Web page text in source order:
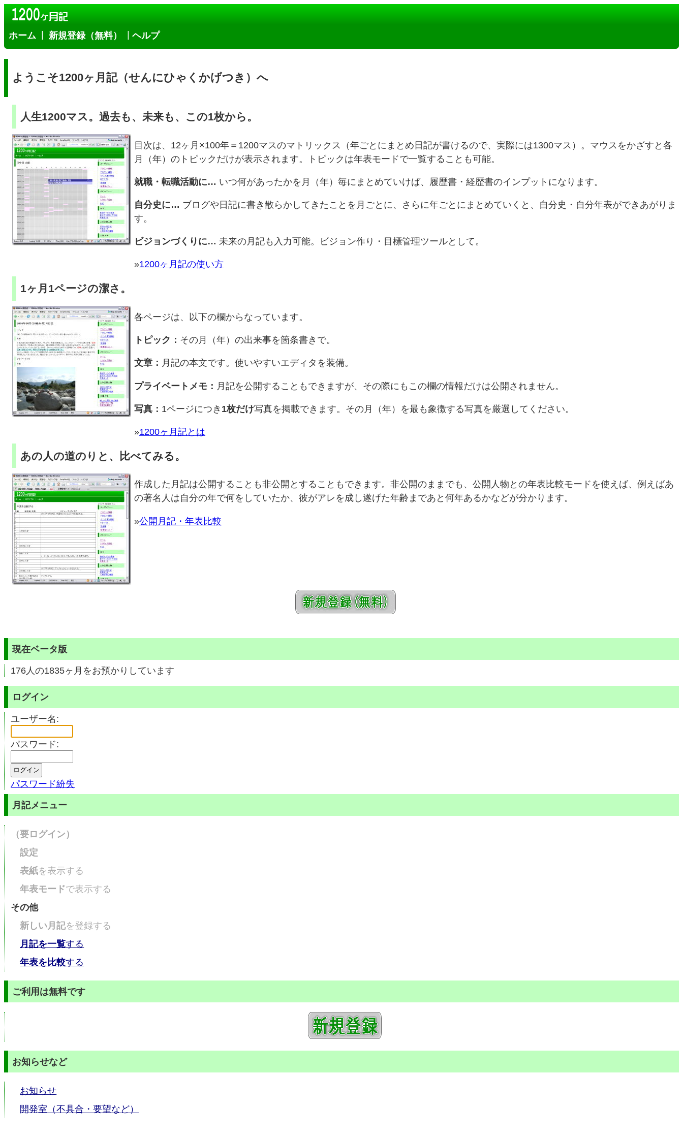
ホーム | 新規登録（無料） |ヘルプ
ようこそ1200ヶ月記（せんにひゃくかげつき）へ
人生1200マス。過去も、未来も、この1枚から。
目次は、12ヶ月×100年＝1200マスのマトリックス（年ごとにまとめ日記が書けるので、実際には1300マス）。マウスをかざすと各
月（年）のトピックだけが表示されます。トピックは年表モードで一覧することも可能。
就職・転職活動に… いつ何があったかを月（年）毎にまとめていけば、履歴書・経歴書のインプットになります。
自分史に… ブログや日記に書き散らかしてきたことを月ごとに、さらに年ごとにまとめていくと、自分史・自分年表ができあがりま
す。
ビジョンづくりに… 未来の月記も入力可能。ビジョン作り・目標管理ツールとして。
»1200ヶ月記の使い方
1ヶ月1ページの潔さ。
各ページは、以下の欄からなっています。
トピック： その月（年）の出来事を箇条書きで。
文章： 月記の本文です。使いやすいエディタを装備。
プライベートメモ： 月記を公開することもできますが、その際にもこの欄の情報だけは公開されません。
写真： 1ページにつき 1枚だけ写真を掲載できます。その月（年）を最も象徴する写真を厳選してください。
»1200ヶ月記とは
あの人の道のりと、比べてみる。
作成した月記は公開することも非公開とすることもできます。非公開のままでも、公開人物との年表比較モードを使えば、例えばあ
の著名人は自分の年で何をしていたか、彼がアレを成し遂げた年齢まであと何年あるかなどが分かります。
»公開月記・年表比較
現在ベータ版
176人の1835ヶ月をお預かりしています
ログイン
ユーザー名:
パスワード:
パスワード紛失
月記メニュー
（要ログイン）
設定
表紙を表示する
年表モードで表示する
その他
新しい月記を登録する
月記を一覧する
年表を比較する
ご利用は無料です
お知らせなど
お知らせ
開発室（不具合・要望など）